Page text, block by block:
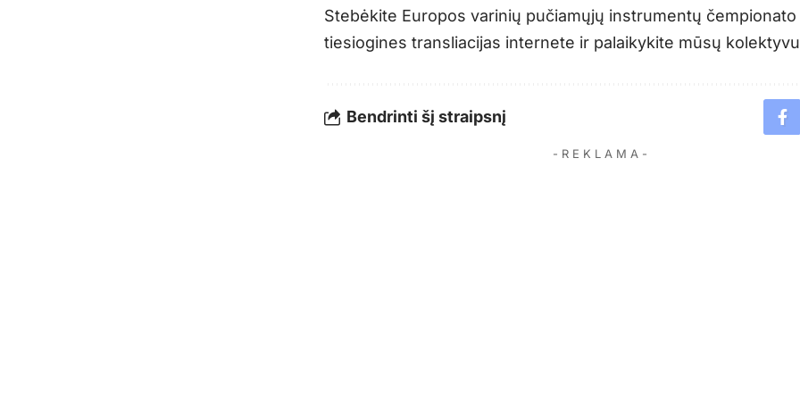
Stebėkite Europos varinių pučiamųjų instrumentų čempionato
tiesiogines transliacijas internete ir palaikykite mūsų
Bendrinti šį straipsnį
- R E K L A M A -